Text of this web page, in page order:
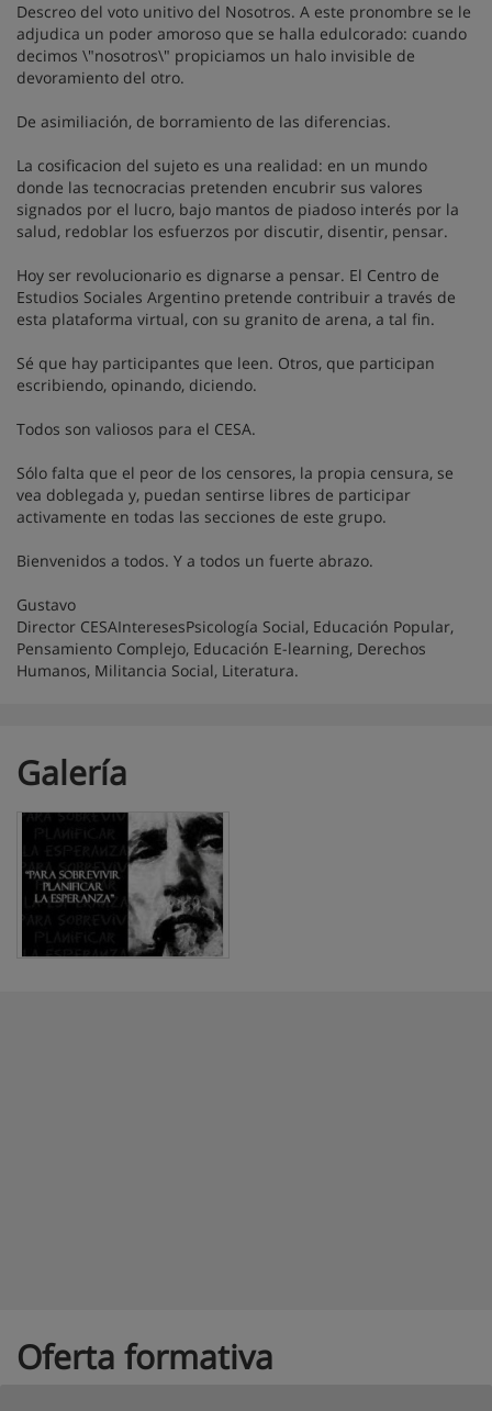
Descreo del voto unitivo del Nosotros. A este pronombre se le
adjudica un poder amoroso que se halla edulcorado: cuando
decimos \"nosotros\" propiciamos un halo invisible de
devoramiento del otro.
De asimiliación, de borramiento de las diferencias.
La cosificacion del sujeto es una realidad: en un mundo
donde las tecnocracias pretenden encubrir sus valores
signados por el lucro, bajo mantos de piadoso interés por la
salud, redoblar los esfuerzos por discutir, disentir, pensar.
Hoy ser revolucionario es dignarse a pensar. El Centro de
Estudios Sociales Argentino pretende contribuir a través de
esta plataforma virtual, con su granito de arena, a tal fin.
Sé que hay participantes que leen. Otros, que participan
escribiendo, opinando, diciendo.
Todos son valiosos para el CESA.
Sólo falta que el peor de los censores, la propia censura, se
vea doblegada y, puedan sentirse libres de participar
activamente en todas las secciones de este grupo.
Bienvenidos a todos. Y a todos un fuerte abrazo.
Gustavo
Director CESAInteresesPsicología Social, Educación Popular,
Pensamiento Complejo, Educación E-learning, Derechos
Humanos, Militancia Social, Literatura.
Galería
Oferta formativa